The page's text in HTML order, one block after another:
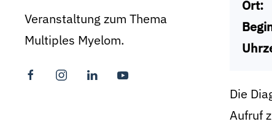
Veranstaltung zum Thema
Multiples Myelom.
Ort:
Die
Aufruf